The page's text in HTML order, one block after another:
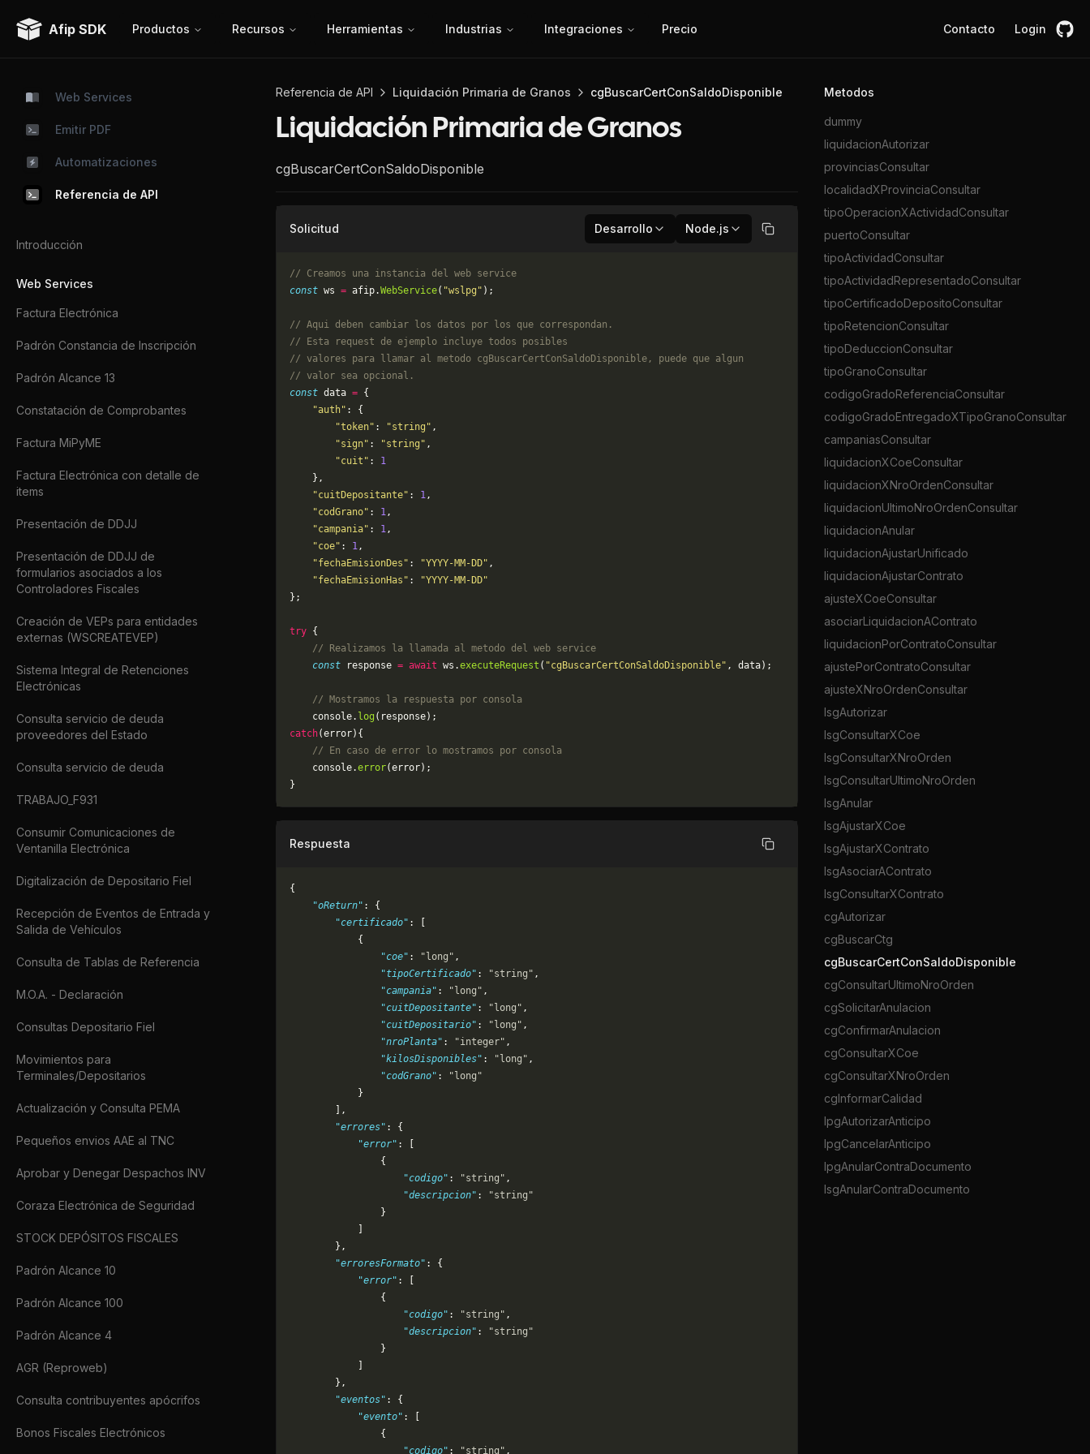
Afip SDK Productos Recursos Herramientas Industrias Integraciones Precio Contacto Login
Web Services
Emitir PDF
Automatizaciones
Referencia de API
Introducción
Web Services
Factura Electrónica
Padrón Constancia de Inscripción
Padrón Alcance 13
Constatación de Comprobantes
Factura MiPyME
Factura Electrónica con detalle de
items
Presentación de DDJJ
Presentación de DDJJ de
formularios asociados a los
Controladores Fiscales
Creación de VEPs para entidades
externas (WSCREATEVEP)
Sistema Integral de Retenciones
Electrónicas
Consulta servicio de deuda
proveedores del Estado
Consulta servicio de deuda
TRABAJO_F931
Consumir Comunicaciones de
Ventanilla Electrónica
Digitalización de Depositario Fiel
Recepción de Eventos de Entrada y
Salida de Vehículos
Consulta de Tablas de Referencia
M.O.A. - Declaración
Consultas Depositario Fiel
Movimientos para
Terminales/Depositarios
Actualización y Consulta PEMA
Pequeños envios AAE al TNC
Aprobar y Denegar Despachos INV
Coraza Electrónica de Seguridad
STOCK DEPÓSITOS FISCALES
Padrón Alcance 10
Padrón Alcance 100
Padrón Alcance 4
AGR (Reproweb)
Consulta contribuyentes apócrifos
Bonos Fiscales Electrónicos
Referencia de API Liquidación Primaria de Granos cgBuscarCertConSaldoDisponible
Liquidación Primaria de Granos
cgBuscarCertConSaldoDisponible
Solicitud Desarrollo Node.js Copiar
// Creamos una instancia del web service
const ws = afip.WebService( "wslpg" );
// Aqui deben cambiar los datos por los que correspondan.
// Esta request de ejemplo incluye todos posibles
// valores para llamar al metodo cgBuscarCertConSaldoDisponible, puede que algun
// valor sea opcional.
const data = {
    "auth"
: {
        "token"
: "string" ,
        "sign"
: "string" ,
        "cuit"
: 1
    },
    "cuitDepositante"
: 1,
    "codGrano"
: 1,
    "campania"
: 1,
    "coe"
: 1,
    "fechaEmisionDes"
: "YYYY-MM-DD" ,
    "fechaEmisionHas"
:
"YYYY-MM-DD"
};
try {
    // Realizamos la llamada al metodo del web service
    const
response = await ws.executeRequest ( "cgBuscarCertConSaldoDisponible" , data);
    // Mostramos la respuesta por consola
    console.
log (response);
catch(error){
    // En caso de error lo mostramos por consola
	console.
error(error);
}
Respuesta Copiar
{
    "oReturn"
: {
        "certificado"
: [
            {
                "coe"
: "long" ,
                "tipoCertificado"
: "string" ,
                "campania"
: "long" ,
                "cuitDepositante"
: "long" ,
                "cuitDepositario"
: "long" ,
                "nroPlanta"
: "integer" ,
                "kilosDisponibles"
: "long" ,
                "codGrano"
:
"long"
            }
        ],
        "errores"
: {
            "error"
: [
                {
                    "codigo"
: "string" ,
                    "descripcion"
:
"string"
                }
        },
        "erroresFormato"
: {
            "error"
: [
                {
                    "codigo"
: "string" ,
                    "descripcion"
:
"string"
                }
        },
        "eventos"
: {
            "evento"
: [
                {
                    "codigo"
: "string" ,
Metodos
dummy
liquidacionAutorizar
provinciasConsultar
localidadXProvinciaConsultar
tipoOperacionXActividadConsultar
puertoConsultar
tipoActividadConsultar
tipoActividadRepresentadoConsultar
tipoCertificadoDepositoConsultar
tipoRetencionConsultar
tipoDeduccionConsultar
tipoGranoConsultar
codigoGradoReferenciaConsultar
codigoGradoEntregadoXTipoGranoConsultar
campaniasConsultar
liquidacionXCoeConsultar
liquidacionXNroOrdenConsultar
liquidacionUltimoNroOrdenConsultar
liquidacionAnular
liquidacionAjustarUnificado
liquidacionAjustarContrato
ajusteXCoeConsultar
asociarLiquidacionAContrato
liquidacionPorContratoConsultar
ajustePorContratoConsultar
ajusteXNroOrdenConsultar
lsgAutorizar
lsgConsultarXCoe
lsgConsultarXNroOrden
lsgConsultarUltimoNroOrden
lsgAnular
lsgAjustarXCoe
lsgAjustarXContrato
lsgAsociarAContrato
lsgConsultarXContrato
cgAutorizar
cgBuscarCtg
cgBuscarCertConSaldoDisponible
cgConsultarUltimoNroOrden
cgSolicitarAnulacion
cgConfirmarAnulacion
cgConsultarXCoe
cgConsultarXNroOrden
cgInformarCalidad
lpgAutorizarAnticipo
lpgCancelarAnticipo
lpgAnularContraDocumento
lsgAnularContraDocumento